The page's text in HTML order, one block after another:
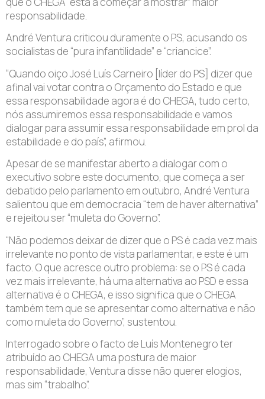
responsabilidade.
André Ventura criticou duramente o PS, acusando os
socialistas de “pura infantilidade” e “criancice”.
“Quando oiço José Luís Carneiro [líder do PS] dizer que
afinal vai votar contra o Orçamento do Estado e que
essa responsabilidade agora é do CHEGA, tudo certo,
nós assumiremos essa responsabilidade e vamos
dialogar para assumir essa responsabilidade em prol da
estabilidade e do país”, afirmou.
Apesar de se manifestar aberto a dialogar com o
executivo sobre este documento, que começa a ser
debatido pelo parlamento em outubro, André Ventura
salientou que em democracia “tem de haver alternativa”
e rejeitou ser “muleta do Governo”.
“Não podemos deixar de dizer que o PS é cada vez mais
irrelevante no ponto de vista parlamentar, e este é um
facto. O que acresce outro problema: se o PS é cada
vez mais irrelevante, há uma alternativa ao PSD e essa
alternativa é o CHEGA, e isso significa que o CHEGA
também tem que se apresentar como alternativa e não
como muleta do Governo”, sustentou.
Interrogado sobre o facto de Luís Montenegro ter
atribuído ao CHEGA uma postura de maior
responsabilidade, Ventura disse não querer elogios,
mas sim “trabalho”.